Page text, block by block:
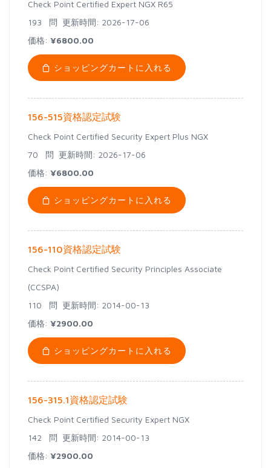
Check Point Certified Expert NGX R65
193 問 更新時間: 2026-17-06
価格: ¥6800.00
ショッピングカートに入れる
156-515資格認定試験
Check Point Certified Security Expert Plus NGX
70 問 更新時間: 2026-17-06
価格: ¥6800.00
ショッピングカートに入れる
156-110資格認定試験
Check Point Certified Security Principles Associate
(CCSPA)
110 問 更新時間: 2014-00-13
価格: ¥2900.00
ショッピングカートに入れる
156-315.1資格認定試験
Check Point Certified Security Expert NGX
142 問 更新時間: 2014-00-13
価格: ¥2900.00